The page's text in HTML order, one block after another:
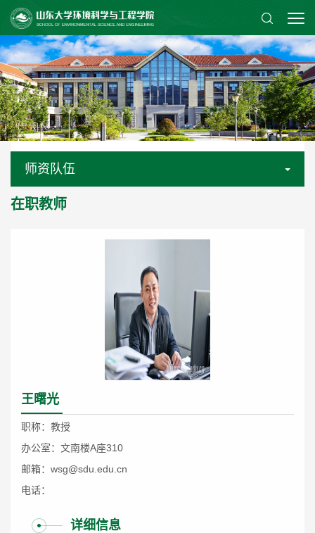
师资队伍
在职教师
王曙光
职称：教授
办公室：文南楼A座310
邮箱：wsg@sdu.edu.cn
电话：
详细信息